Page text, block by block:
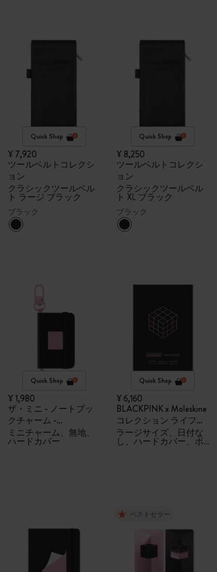
Quick Shop
¥ 7,920
ツールベルトコレクシ
ョン
クラシックツールベル
ト ラージ ブラック
ブラック
Quick Shop
¥ 8,250
ツールベルトコレクシ
ョン
クラシックツールベル
ト XL ブラック
ブラック
Quick Shop
¥ 1,980
ザ・ミニ - ノートブッ
クチャーム -
BLACKPINK x Moleskine
ミニチャーム、無地、
ハードカバー
Quick Shop
¥ 6,160
BLACKPINK x Moleskine
コレクション ライフダ
イアリー
ラージサイズ、日付な
し、ハードカバー、ボ
ックス付き
ベストセラー